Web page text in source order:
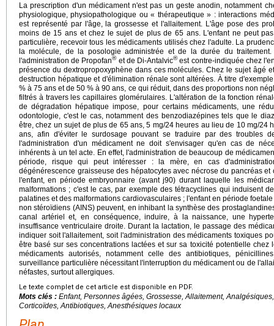
La prescription d'un médicament n'est pas un geste anodin, notamment
physiologique, physiopathologique ou « thérapeutique » : interactions
est représenté par l'âge, la grossesse et l'allaitement. L'âge pose des
moins de 15 ans et chez le sujet de plus de 65 ans. L'enfant ne peut
particulière, recevoir tous les médicaments utilisés chez l'adulte. La
la molécule, de la posologie administrée et de la durée du
l'administration de Propofan®et de Di-Antalvic®est contre-indiquée chez
présence du dextropropoxyphène dans ces molécules. Chez le sujet âgé
destruction hépatique et d'élimination rénale sont altérées. À titre
% à 75 ans et de 50 % à 90 ans, ce qui réduit, dans des proportions non
filtrés à travers les capillaires glomérulaires. L'altération de la fonction
de dégradation hépatique impose, pour certains médicaments, une
odontologie, c'est le cas, notamment des benzodiazépines tels que le
être, chez un sujet de plus de 65 ans, 5 mg/24 heures au lieu de 10 mg/24
ans, afin d'éviter le surdosage pouvant se traduire par des troubles
l'administration d'un médicament ne doit s'envisager qu'en cas de
inhérents à un tel acte. En effet, l'administration de beaucoup de
période, risque qui peut intéresser : la mère, en cas
dégénérescence graisseuse des hépatocytes avec nécrose du pancréas
l'enfant, en période embryonnaire (avant j90) durant laquelle les
malformations ; c'est le cas, par exemple des tétracyclines qui induisent
palatines et des malformations cardiovasculaires ; l'enfant en période
non stéroïdiens (AINS) peuvent, en inhibant la synthèse des
canal artériel et, en conséquence, induire, à la naissance, une
insuffisance ventriculaire droite. Durant la lactation, le passage des
indiquer soit l'allaitement, soit l'administration des médicaments toxiques
être basé sur ses concentrations lactées et sur sa toxicité potentielle
médicaments autorisés, notamment celle des antibiotiques,
surveillance particulière nécessitant l'interruption du médicament ou de
néfastes, surtout allergiques.
Le texte complet de cet article est disponible en PDF.
Mots clés : Enfant, Personnes âgées, Grossesse, Allaitement,
Corticoïdes, Antibiotiques, Anesthésiques locaux